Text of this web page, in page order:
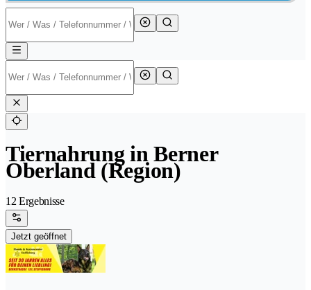
Tiernahrung in Berner
Oberland (Region)
12 Ergebnisse
Jetzt geöffnet